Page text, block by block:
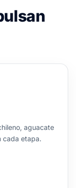
aguacate
cada etapa.